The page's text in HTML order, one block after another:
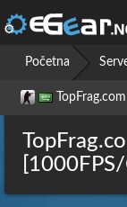
Početna
[1000FPS/